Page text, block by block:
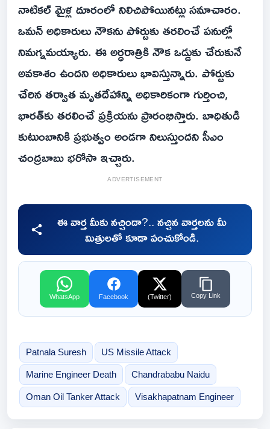
నాటికల్ మైళ్ల దూరంలో నిలిచిపోయినట్లు సమాచారం.
ఒమన్ అధికారులు నౌకను పోర్టుకు తరలించే పనుల్లో
నిమగ్నమయ్యారు. ఈ అర్ధరాత్రికి నౌక ఒడ్డుకు చేరుకునే
అవకాశం ఉందని అధికారులు భావిస్తున్నారు. పోర్టుకు
చేరిన తర్వాత మృతదేహాన్ని అధికారికంగా గుర్తించి,
భారత్‌కు తరలించే ప్రక్రియను ప్రారంభిస్తారు. బాధితుడి
కుటుంబానికి ప్రభుత్వం అండగా నిలుస్తుందని సీఎం
చంద్రబాబు భరోసా ఇచ్చారు.
ADVERTISEMENT
ఈ వార్త మీకు నచ్చిందా?.. నచ్చిన వార్తలను మీ
మిత్రులతో కూడా పంచుకోండి.
WhatsApp Facebook (Twitter) Copy Link
Patnala Suresh US Missile Attack
Marine Engineer Death Chandrababu Naidu
Oman Oil Tanker Attack Visakhapatnam Engineer